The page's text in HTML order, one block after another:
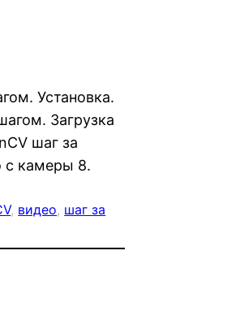
Установка.
Загрузка
шаг за
с камеры 8.
, видео, шаг за